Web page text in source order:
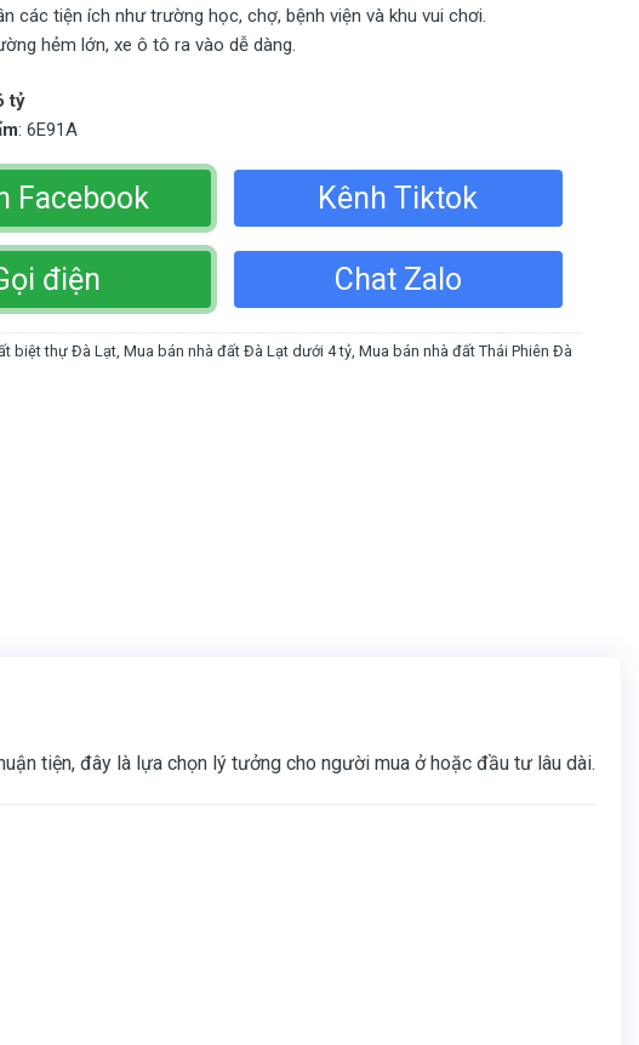
các tiện ích như trường học, chợ, bệnh viện và khu vui chơi.
hẻm lớn, xe ô tô ra vào dễ dàng.
tỷ
: 6E91A
Facebook Kênh Tiktok
điện Chat Zalo
biệt thự Đà Lạt,Mua bán nhà đất Đà Lạt dưới 4 tỷ,Mua bán nhà đất Thái Phiên Đà
tiện, đây là lựa chọn lý tưởng cho người mua ở hoặc đầu tư lâu dài.